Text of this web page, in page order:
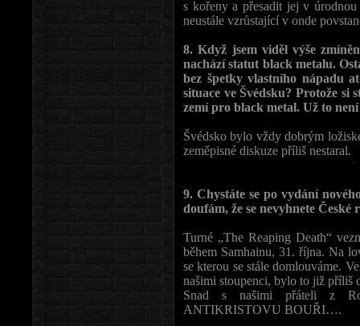
s kořeny a přesadit jej v
neustále vzrůstající v onde
8. Když jsem viděl výše
nachází statut black metalu.
bez špetky vlastního nápadu
situace ve Švédsku? Protože si
zemí pro black metal. Už to
Švédsko bylo vždy dobrým
zeměpisné diskuze příliš nestaral.
9. Chystáte se po vydání
doufám, že se nevyhnete České
Turné „The Reaping Death“
během Samhainu, 31. října. Na
se kterou se stále domlouváme.
našimi stoupenci, bylo to již
Snad s našimi přáteli z
ANTIKRISTOVU BOUŘI….